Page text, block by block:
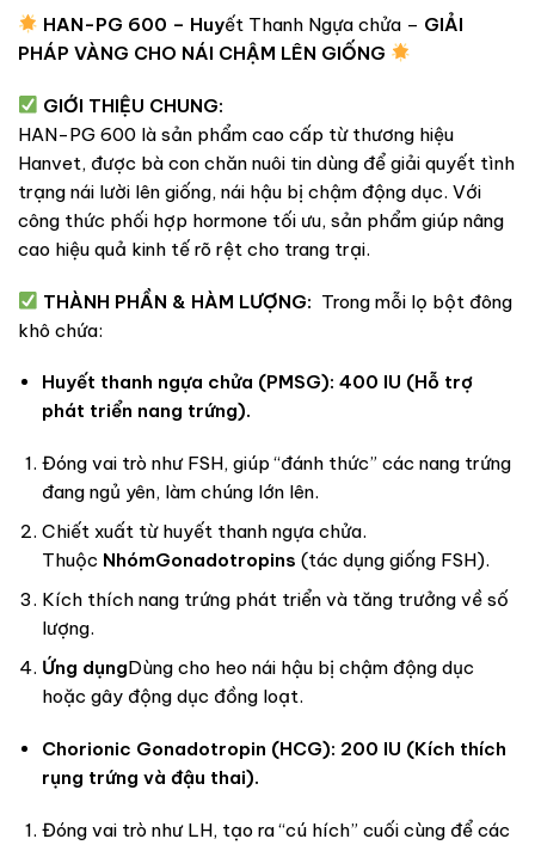
HAN-PG 600 – Huyết Thanh Ngựa chửa – GIẢI
PHÁP VÀNG CHO NÁI CHẬM LÊN GIỐNG
GIỚI THIỆU CHUNG:
HAN-PG 600 là sản phẩm cao cấp từ thương hiệu
Hanvet, được bà con chăn nuôi tin dùng để giải quyết tình
trạng nái lười lên giống, nái hậu bị chậm động dục. Với
công thức phối hợp hormone tối ưu, sản phẩm giúp nâng
cao hiệu quả kinh tế rõ rệt cho trang trại.
THÀNH PHẦN & HÀM LƯỢNG: Trong mỗi lọ bột đông
khô chứa:
Huyết thanh ngựa chửa (PMSG): 400 IU (Hỗ trợ
phát triển nang trứng).
Đóng vai trò như FSH, giúp “đánh thức” các nang trứng
đang ngủ yên, làm chúng lớn lên.
Chiết xuất từ huyết thanh ngựa chửa.
Thuộc NhómGonadotropins (tác dụng giống FSH).
Kích thích nang trứng phát triển và tăng trưởng về số
lượng.
Ứng dụngDùng cho heo nái hậu bị chậm động dục
hoặc gây động dục đồng loạt.
Chorionic Gonadotropin (HCG): 200 IU (Kích thích
rụng trứng và đậu thai).
Đóng vai trò như LH, tạo ra “cú hích” cuối cùng để các